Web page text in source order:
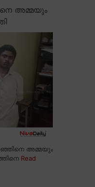
അമ്മയും
അമ്മയും
Read